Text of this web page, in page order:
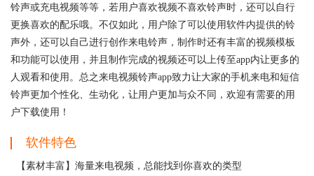
铃声或充电视频等等，若用户喜欢视频不喜欢铃声时，还可以自行
更换喜欢的配乐哦。不仅如此，用户除了可以使用软件内提供的铃
声外，还可以自己进行创作来电铃声，制作时还有丰富的视频模板
和功能可以使用，并且制作完成的视频还可以上传至app内让更多的
人观看和使用。总之来电视频铃声app致力让大家的手机来电和短信
铃声更加个性化、生动化，让用户更加与众不同，欢迎有需要的用
户下载使用！
软件特色
【素材丰富】海量来电视频，总能找到你喜欢的类型